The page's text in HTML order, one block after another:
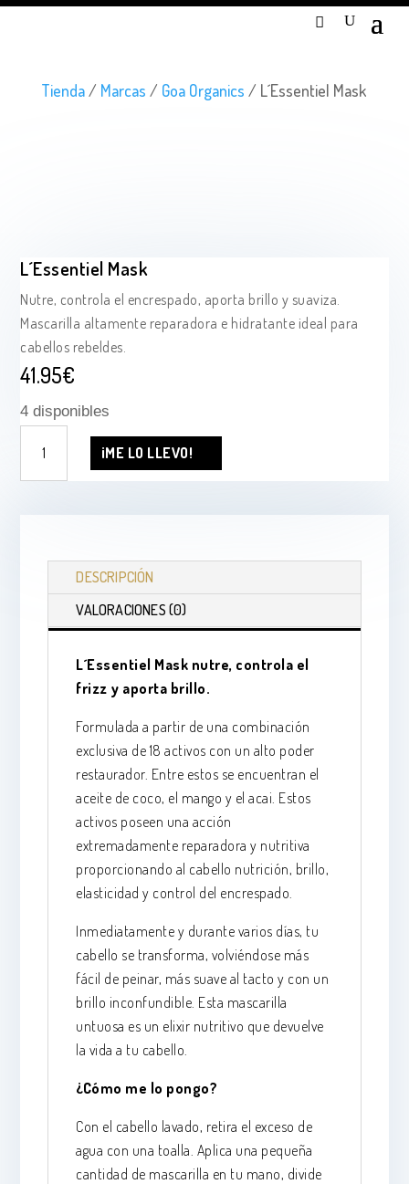
Tienda/ Marcas / Goa Organics / L´Essentiel Mask
L´Essentiel Mask
Nutre, controla el encrespado, aporta brillo y suaviza.
Mascarilla altamente reparadora e hidratante ideal para
cabellos rebeldes.
41.95€
4 disponibles
¡ME LO LLEVO!
DESCRIPCIÓN
VALORACIONES (0)
L´Essentiel Mask nutre, controla el
frizz y aporta brillo.
Formulada a partir de una combinación
exclusiva de 18 activos con un alto poder
restaurador. Entre estos se encuentran el
aceite de coco, el mango y el acai. Estos
activos poseen una acción
extremadamente reparadora y nutritiva
proporcionando al cabello nutrición, brillo,
elasticidad y control del encrespado.
Inmediatamente y durante varios días, tu
cabello se transforma, volviéndose más
fácil de peinar, más suave al tacto y con un
brillo inconfundible. Esta mascarilla
untuosa es un elixir nutritivo que devuelve
la vida a tu cabello.
¿Cómo me lo pongo?
Con el cabello lavado, retira el exceso de
agua con una toalla. Aplica una pequeña
cantidad de mascarilla en tu mano, divide